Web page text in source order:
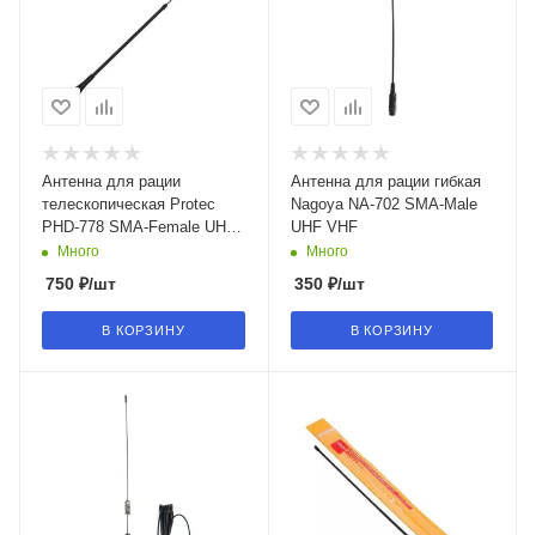
Антенна для рации
телескопическая Protec
PHD-778 SMA-Female UHF
VHFМного
750 ₽/шт
В КОРЗИНУ
Антенна для рации гибкая
Nagoya NA-702 SMA-Мale
UHF VHF
Много
350₽/шт
В КОРЗИНУ